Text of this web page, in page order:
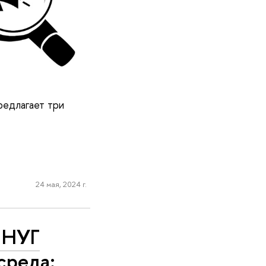
три
24 мая, 2024 г.
НУГ